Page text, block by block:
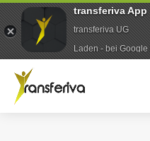
transferiva App
transferiva UG
Laden - bei Google